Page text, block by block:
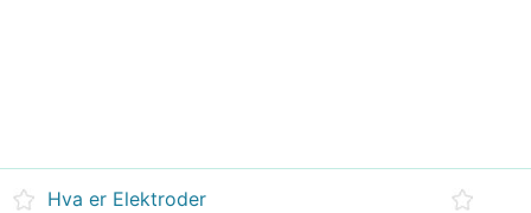
Hva er Elektroder